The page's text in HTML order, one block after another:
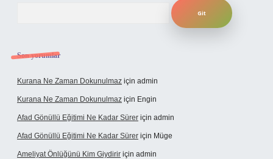
Son yorumlar
Kurana Ne Zaman Dokunulmaz için admin
Kurana Ne Zaman Dokunulmaz için Engin
Afad Gönüllü Eğitimi Ne Kadar Sürer için admin
Afad Gönüllü Eğitimi Ne Kadar Sürer için Müge
Ameliyat Önlüğünü Kim Giydirir için admin